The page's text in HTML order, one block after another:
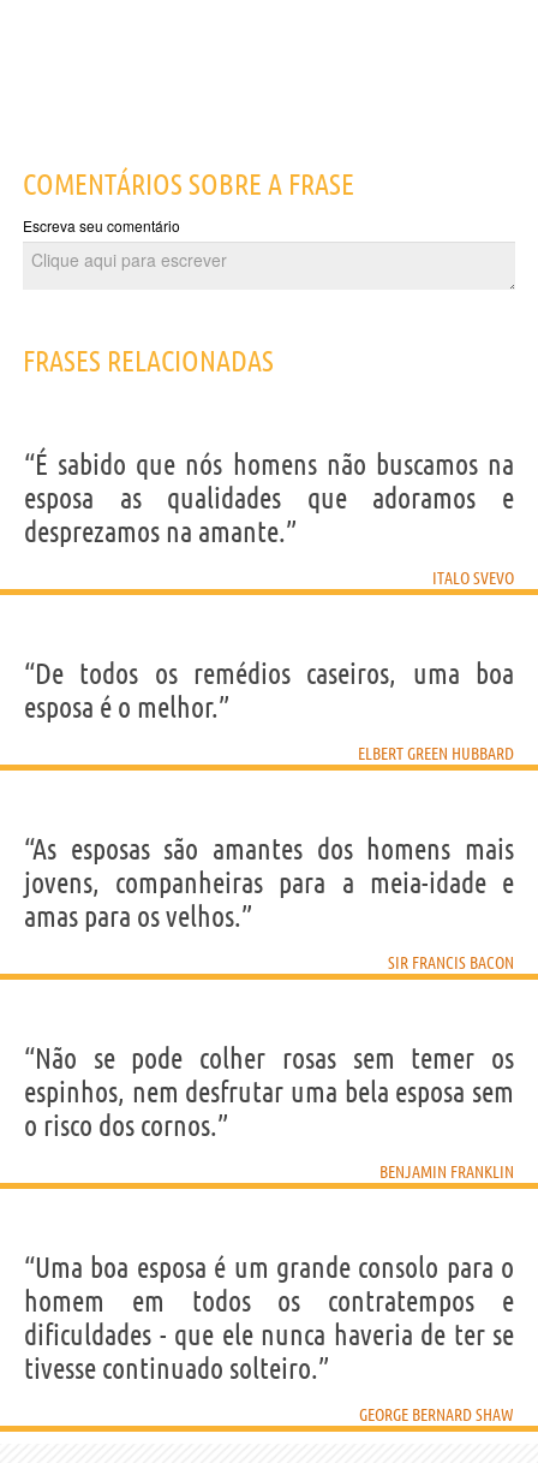
COMENTÁRIOS SOBRE A FRASE
Escreva seu comentário
FRASES RELACIONADAS
“É sabido que nós homens não buscamos na
esposa as qualidades que adoramos e
desprezamos na amante.”
ITALO SVEVO
“De todos os remédios caseiros, uma boa
esposa é o melhor.”
ELBERT GREEN HUBBARD
“As esposas são amantes dos homens mais
jovens, companheiras para a meia-idade e
amas para os velhos.”
SIR FRANCIS BACON
“Não se pode colher rosas sem temer os
espinhos, nem desfrutar uma bela esposa sem
o risco dos cornos.”
BENJAMIN FRANKLIN
“Uma boa esposa é um grande consolo para o
homem em todos os contratempos e
dificuldades - que ele nunca haveria de ter se
tivesse continuado solteiro.”
GEORGE BERNARD SHAW